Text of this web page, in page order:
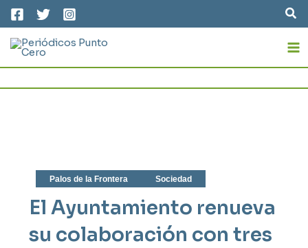
contenido
Palos de la Frontera Sociedad
El Ayuntamiento renueva
su colaboración con tres